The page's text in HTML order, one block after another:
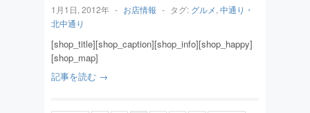
1月1日, 2012年 - お店情報 - タグ: グルメ, 中通り・
北中通り
[shop_title][shop_caption][shop_info][shop_happy]
[shop_map]
記事を読む →